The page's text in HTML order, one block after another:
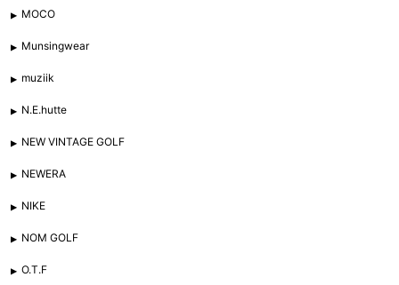
MOCO
Munsingwear
muziik
N.E.hutte
NEW VINTAGE GOLF
NEWERA
NIKE
NOM GOLF
O.T.F